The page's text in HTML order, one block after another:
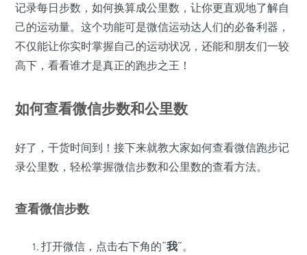
记录每日步数，如何换算成公里数，让你更直观地了解自
己的运动量。这个功能可是微信运动达人们的必备利器，
不仅能让你实时掌握自己的运动状况，还能和朋友们一较
高下，看看谁才是真正的跑步之王！
如何查看微信步数和公里数
好了，干货时间到！接下来就教大家如何查看微信跑步记
录公里数，轻松掌握微信步数和公里数的查看方法。
查看微信步数
打开微信，点击右下角的“我”。